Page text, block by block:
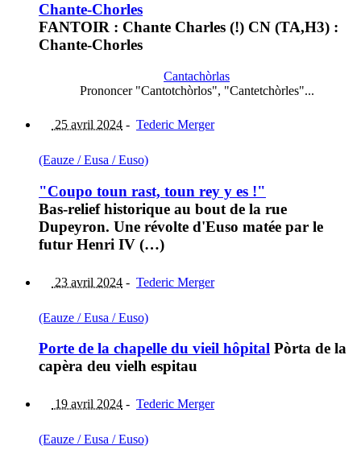
Chante-Chorles
FANTOIR : Chante Charles (!) CN (TA,H3) :
Chante-Chorles
Cantachòrlas
Prononcer "Cantotchòrlos", "Cantetchòrles"...
25 avril 2024 - Tederic Merger
(Eauze / Eusa / Euso)
"Coupo toun rast, toun rey y es !"
Bas-relief historique au bout de la rue
Dupeyron. Une révolte d'Euso matée par le
futur Henri IV (…)
23 avril 2024 - Tederic Merger
(Eauze / Eusa / Euso)
Porte de la chapelle du vieil hôpital Pòrta de la
capèra deu vielh espitau
19 avril 2024 - Tederic Merger
(Eauze / Eusa / Euso)